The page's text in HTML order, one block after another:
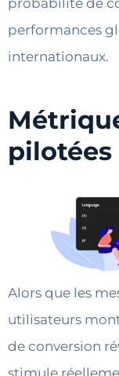
performances
internationaux.
Alors que les
utilisateurs
de conversion
stimule